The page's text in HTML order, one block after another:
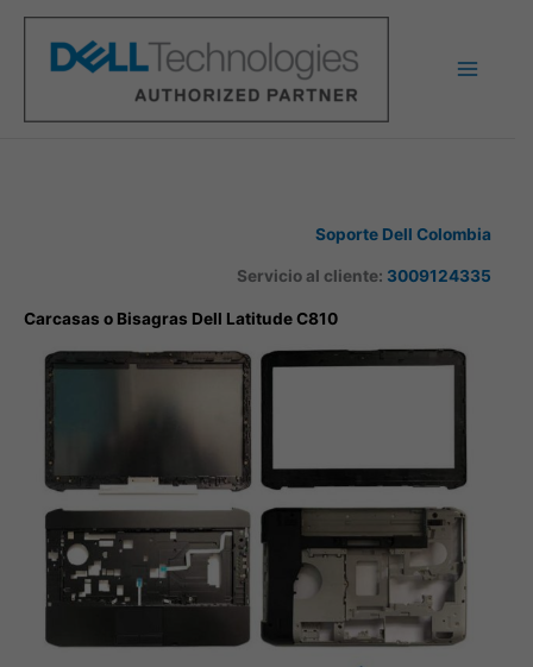
contenido
Soporte Dell Colombia
Servicio al cliente: 3009124335
Carcasas o Bisagras Dell Latitude C810